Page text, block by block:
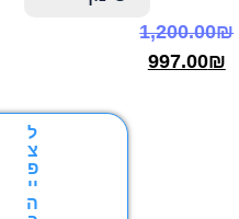
1,200.00₪
997.00₪
ל
צ
פ
יי
ה